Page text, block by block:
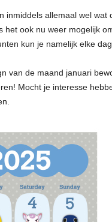
inmiddels allemaal wel
ook nu weer mogelijk
kun je namelijk elke
van de maand januari
Mocht je interesse